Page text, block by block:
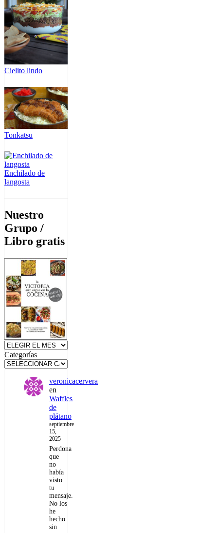
Cielito lindo
Tonkatsu
Enchilado de
langosta
Nuestro
Grupo /
Libro gratis
Archivos
Categorías
veronicacervera
en
Waffles
de
plátano
septiembre
15,
2025
Perdona
que
no
había
visto
tu
mensaje.
No los
he
hecho
sin